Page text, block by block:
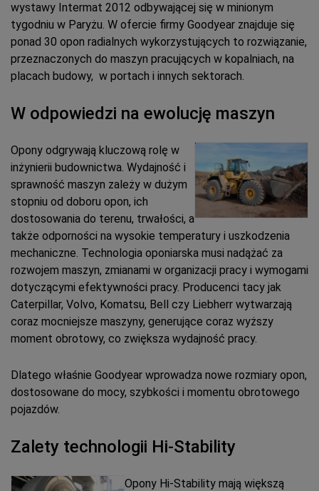
wystawy Intermat 2012 odbywającej się w minionym
tygodniu w Paryżu. W ofercie firmy Goodyear znajduje się
ponad 30 opon radialnych wykorzystujących to rozwiązanie,
przeznaczonych do maszyn pracujących w kopalniach, na
placach budowy, w portach i innych sektorach.
W odpowiedzi na ewolucję maszyn
Opony odgrywają kluczową rolę w
inżynierii budownictwa. Wydajność i
sprawność maszyn zależy w dużym
stopniu od doboru opon, ich
dostosowania do terenu, trwałości, a
także odporności na wysokie temperatury i uszkodzenia
mechaniczne. Technologia oponiarska musi nadążać za
rozwojem maszyn, zmianami w organizacji pracy i wymogami
dotyczącymi efektywności pracy. Producenci tacy jak
Caterpillar, Volvo, Komatsu, Bell czy Liebherr wytwarzają
coraz mocniejsze maszyny, generujące coraz wyższy
moment obrotowy, co zwiększa wydajność pracy.
Dlatego właśnie Goodyear wprowadza nowe rozmiary opon,
dostosowane do mocy, szybkości i momentu obrotowego
pojazdów.
Zalety technologii Hi-Stability
Opony Hi-Stability mają większą